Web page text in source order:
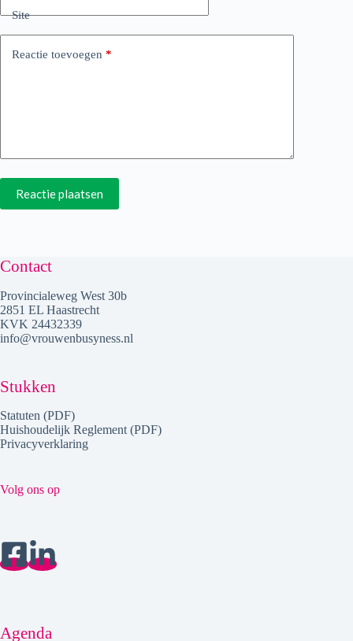
Site
Reactie toevoegen *
Reactie plaatsen
Contact
Provincialeweg West 30b
2851 EL Haastrecht
KVK 24432339
info@vrouwenbusyness.nl
Stukken
Statuten (PDF)
Huishoudelijk Reglement (PDF)
Privacyverklaring
Volg ons op
Agenda